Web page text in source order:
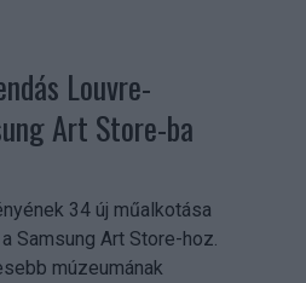
Louvre-
Art Store-ba
34 új műalkotása
Samsung Art Store-hoz.
múzeumának